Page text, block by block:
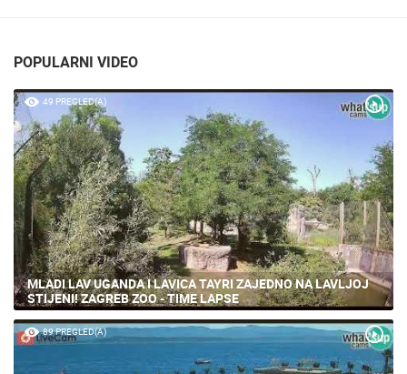
POPULARNI VIDEO
49 PREGLED(A)
MLADI LAV UGANDA I LAVICA TAYRI ZAJEDNO NA LAVLJOJ
STIJENI! ZAGREB ZOO - TIME LAPSE
89 PREGLED(A)